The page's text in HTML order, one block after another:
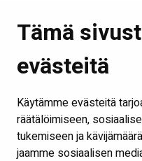
Tämä
evästeitä
Käytämme evästeitä
räätälöimiseen,
tukemiseen ja
jaamme sosiaalisen
Ilmajoen kunta
Työ- ja elinkeinoministeriö
Päättyneet hankkeet
Näytä omat